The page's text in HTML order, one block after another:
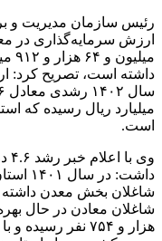
رئیس سازمان مدیریت و
داشته است، تصریح کرد:
میلیارد ریال رسیده که
است.
هزار و ۷۵۴ نفر